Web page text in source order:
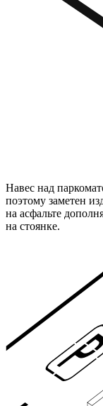
Навес над
поэтому заметен
на асфальте
на стоянке.